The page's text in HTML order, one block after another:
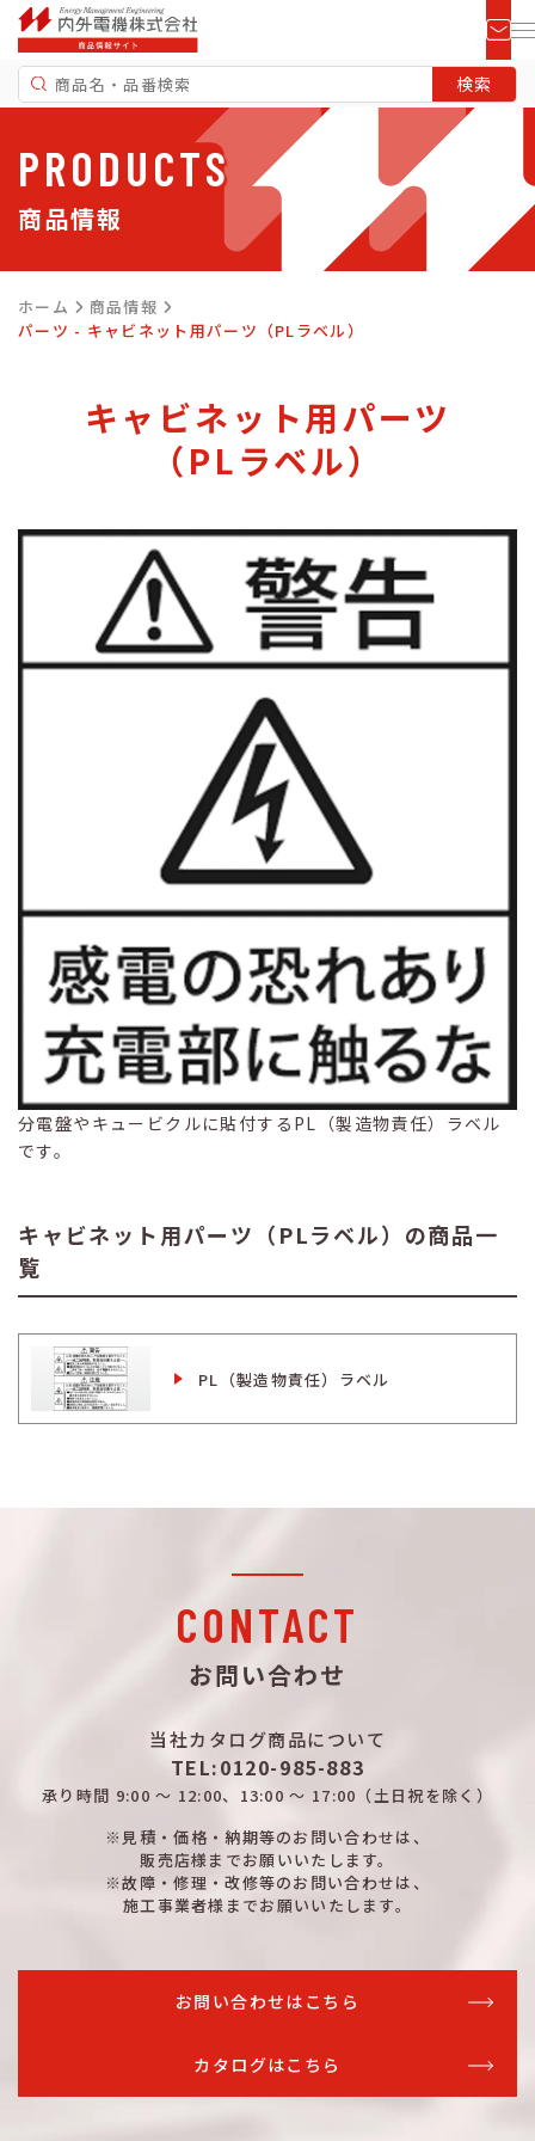
PRODUCTS
商品情報
ホーム
商品情報
パーツ - キャビネット用パーツ（PLラベル）
キャビネット用パーツ
（PLラベル）
分電盤やキュービクルに貼付するPL（製造物責任）ラベル
です。
キャビネット用パーツ（PLラベル）の商品一
覧
PL（製造物責任）ラベル
CONTACT
お問い合わせ
当社カタログ商品について
TEL:0120-985-883
承り時間 9:00 ～ 12:00、13:00 ～ 17:00 （土日祝を除く）
※見積・価格・納期等のお問い合わせは、
販売店様までお願いいたします。
※故障・修理・改修等のお問い合わせは、
施工事業者様までお願いいたします。
お問い合わせはこちら
カタログはこちら